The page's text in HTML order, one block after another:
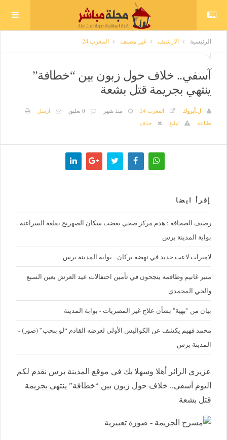
الرئيسية الارشيف غير مصنف المغرب 24
آسفي.. خلاف حول زبون بين “خطافة”
ينتهي بجريمة قتل بشعة
ل.أبروك المغرب 24 منذ شهر 0 تعليق
ارسل
طباعة
تبليغ حذف
إقرأ ايضا
رصيف الصحافة : هدم مركز صحي يغضب سكان الصهريج بقلعة السراغنة -
بوابة المدينة برس
لاميرات لاعب جديد في نهضة بركان - بوابة المدينة برس
منير غانيم وطاقمه ينجحون في تأمين احتفالات عيد العرش بعين السبع
والحي المحمدي
بيان من "بهية" بشأن علاج غير المصريات - بوابة المدينة
محمد فهيم يكشف عن الكواليس الأولى لعرضه القادم “لو بنحب” (صور) -
المدينة برس
عزيزي الزائر أهلا وسهلا بك في موقع المدينة برس نقدم لكم
اليوم آسفي.. خلاف حول زبون بين “خطافة” ينتهي بجريمة
قتل بشعة